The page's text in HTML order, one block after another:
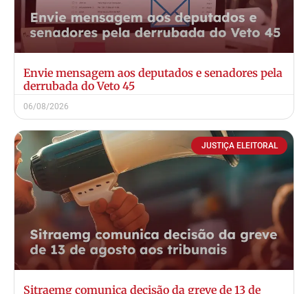
Envie mensagem aos deputados e senadores pela
derrubada do Veto 45
06/08/2026
JUSTIÇA ELEITORAL
Sitraemg comunica decisão da greve de 13 de